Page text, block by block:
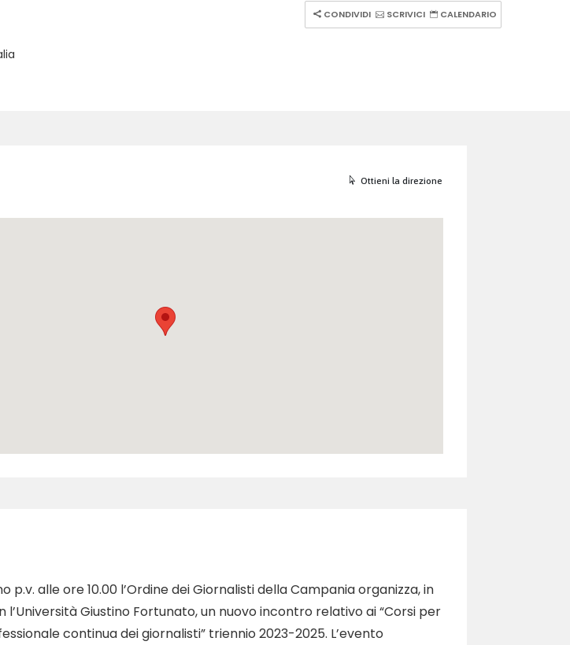
CONDIVIDI SCRIVICI CALENDARIO
Ottieni la direzione
p.v. alle ore 10.00 l’Ordine dei Giornalisti della Campania organizza, in
Giustino Fortunato, un nuovo incontro relativo ai “Corsi per
continua dei giornalisti” triennio 2023-2025. L’evento